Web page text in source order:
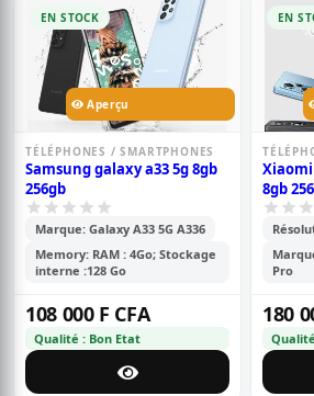
EN STOCK
Aperçu
TÉLÉPHONES / SMARTPHONES
Samsung galaxy a33 5g 8gb
256gb
Marque: Galaxy A33 5G A336
Memory: RAM : 4Go; Stockage
interne :128 Go
108 000 F CFA
Qualité : Bon Etat
EN
8gb
Pro
180